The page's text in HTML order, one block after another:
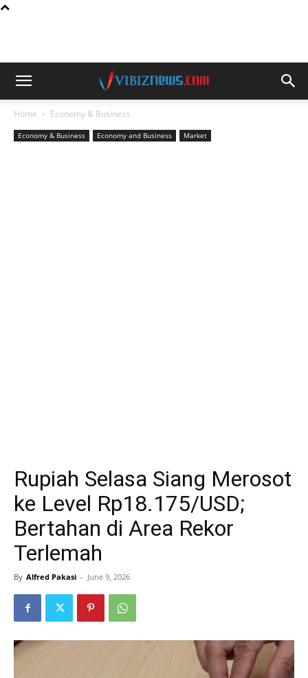
Home Economy & Business
Economy & Business Economy and Business Market
Rupiah Selasa Siang Merosot
ke Level Rp18.175/USD;
Bertahan di Area Rekor
Terlemah
By Alfred Pakasi - June 9, 2026